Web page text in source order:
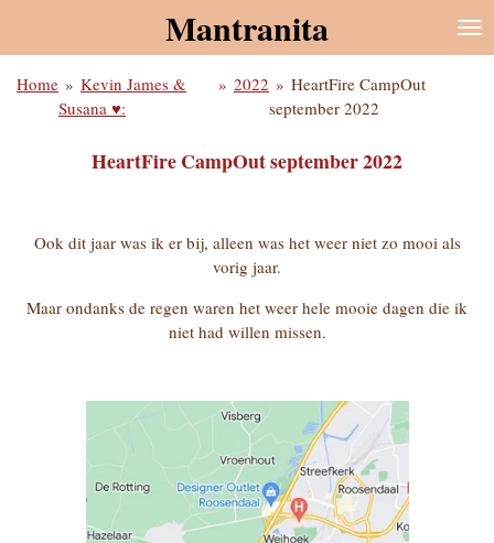
de
hoofdinhoud
Mantranita
Home » Kevin James &
Susana ♥:
» 2022 » HeartFire CampOut
september 2022
HeartFire CampOut september 2022
Ook dit jaar was ik er bij, alleen was het weer niet zo mooi als
vorig jaar.
Maar ondanks de regen waren het weer hele mooie dagen die ik
niet had willen missen.